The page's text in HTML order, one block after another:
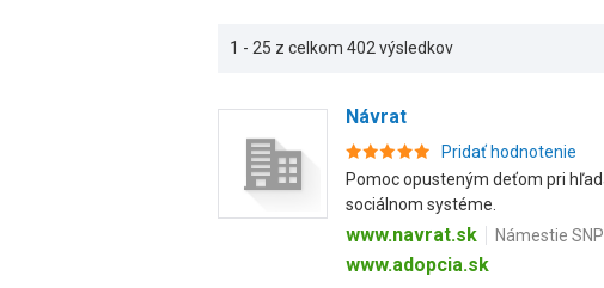
1 - 25 z celkom 402 výsledkov
Návrat
Pridať hodnotenie
Pomoc opusteným deťom pri
sociálnom systéme.
www.navrat.sk Námestie
www.adopcia.sk